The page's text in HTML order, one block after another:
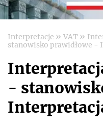
Interpretacje » VAT »
stanowisko prawidłowe -
-